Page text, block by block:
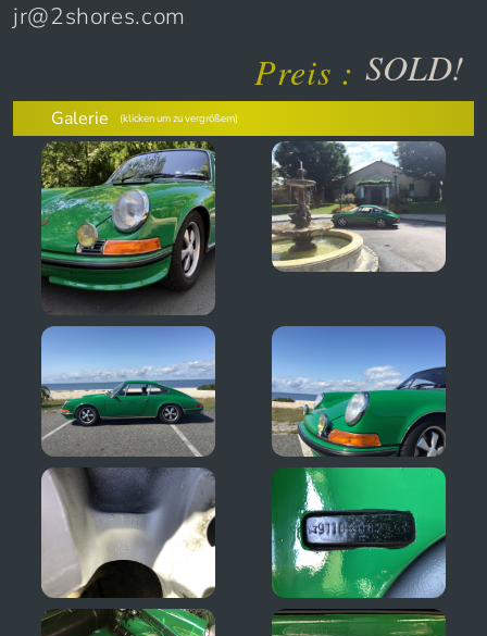
jr@2shores.com
Preis : SOLD!
Galerie (klicken um zu vergrößern)